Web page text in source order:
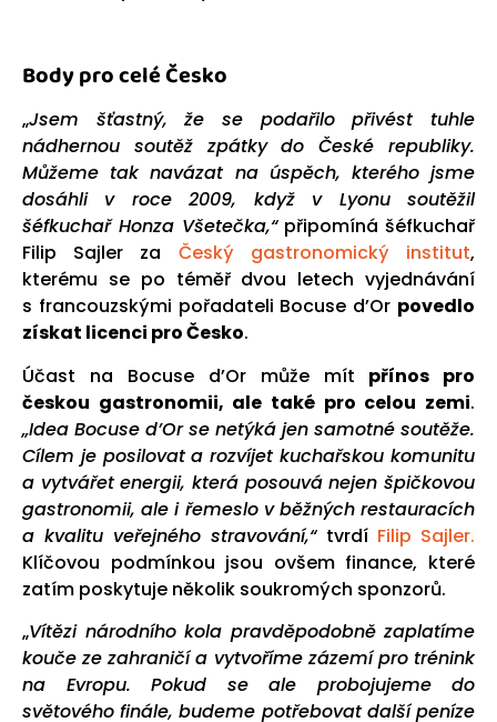
Body pro celé Česko
„Jsem šťastný, že se podařilo přivést tuhle
nádhernou soutěž zpátky do České republiky.
Můžeme tak navázat na úspěch, kterého jsme
dosáhli v roce 2009, když v Lyonu soutěžil
šéfkuchař Honza Všetečka,“připomíná šéfkuchař
Filip Sajler za Český gastronomický institut,
kterému se po téměř dvou letech vyjednávání
s francouzskými pořadateli Bocuse d’Or povedlo
získat licenci pro Česko.
Účast na Bocuse d’Or může mít přínos pro
českou gastronomii, ale také pro celou zemi.
„Idea Bocuse d’Or se netýká jen samotné soutěže.
Cílem je posilovat a rozvíjet kuchařskou komunitu
a vytvářet energii, která posouvá nejen špičkovou
gastronomii, ale i řemeslo v běžných restauracích
a kvalitu veřejného stravování,“ tvrdí Filip Sajler.
Klíčovou podmínkou jsou ovšem finance, které
zatím poskytuje několik soukromých sponzorů.
„Vítězi národního kola pravděpodobně zaplatíme
kouče ze zahraničí a vytvoříme zázemí pro trénink
na Evropu. Pokud se ale probojujeme do
světového finále, budeme potřebovat další peníze